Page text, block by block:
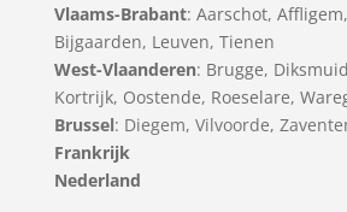
Vlaams-Brabant: Aarschot, Affligem,
Bijgaarden, Leuven, Tienen
West-Vlaanderen: Brugge,
Kortrijk, Oostende, Roeselare,
Brussel: Diegem, Vilvoorde,
Frankrijk
Nederland